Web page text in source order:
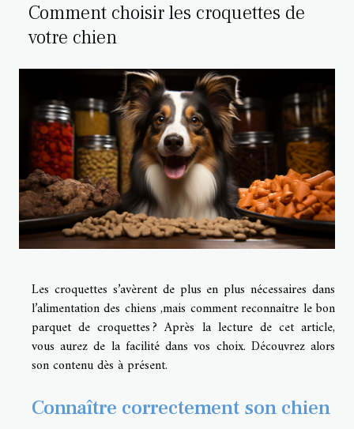
Comment choisir les croquettes de
votre chien
Les croquettes s’avèrent de plus en plus nécessaires dans
l’alimentation des chiens ,mais comment reconnaître le bon
parquet de croquettes ? Après la lecture de cet article,
vous aurez de la facilité dans vos choix. Découvrez alors
son contenu dès à présent.
Connaître correctement son chien